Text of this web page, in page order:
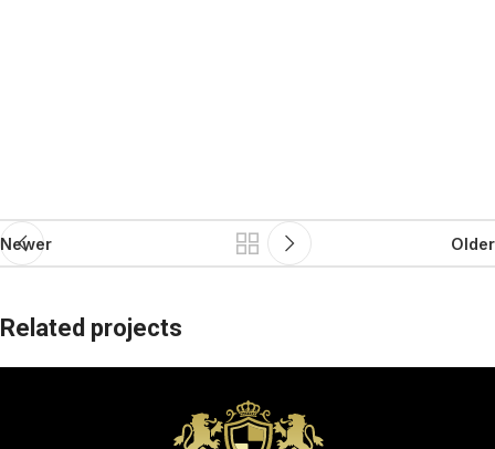
Newer Older
Related projects
Accessories
Potenti parturient parturie